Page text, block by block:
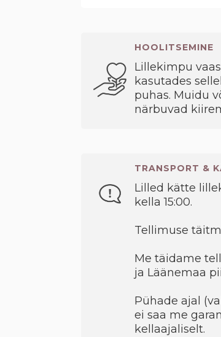
HOOLITSEMINE
Lillekimpu
kasutades
puhas. Muidu
närbuvad
TRANSPORT &
Lilled kätte
kella 15:00.
Tellimuse
Me täidame
ja Läänemaa
Pühade ajal
ei saa me
kellaajaliselt.